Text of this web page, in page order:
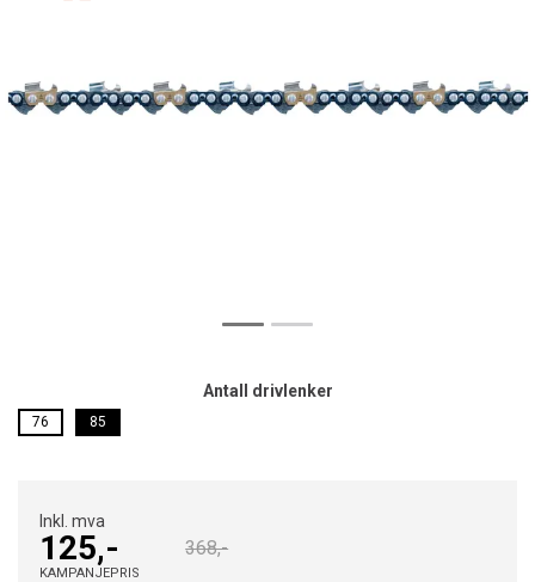
Antall drivlenker
76 85
Inkl. mva
125,-
KAMPANJEPRIS
368,-